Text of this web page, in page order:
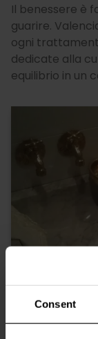
Consent
Il benessere è
guarire.
ogni
dedicate alla
equilibrio in un